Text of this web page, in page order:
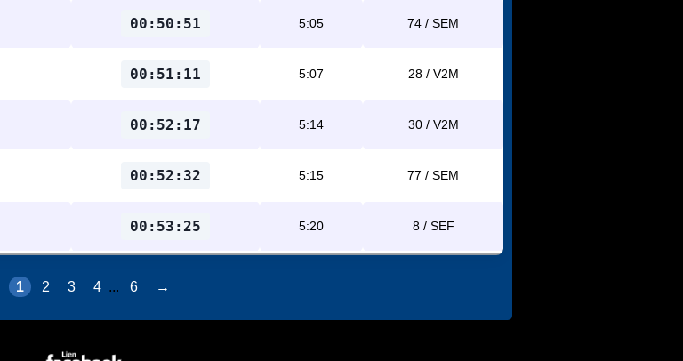
00:50:51 5:05 74 / SEM
00:51:11 5:07 28 / V2M
00:52:17 5:14 30 / V2M
00:52:32 5:15 77 / SEM
00:53:25 5:20 8 / SEF
1 2 3 4 ... 6 →